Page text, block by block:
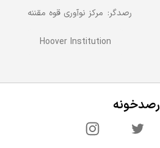
رصدگر: مرکز نوآوری قوه مقننه
Hoover Institution
رصدخونه